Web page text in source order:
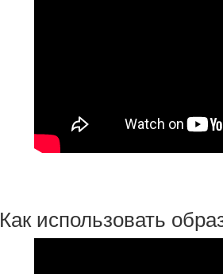
Как использовать